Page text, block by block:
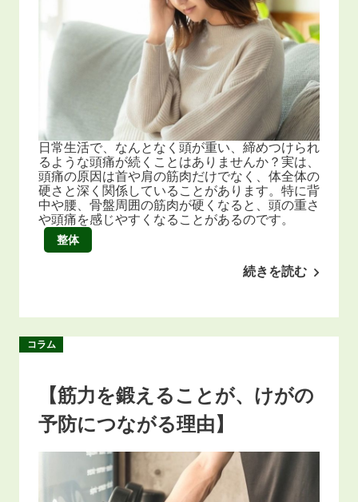
日常生活で、なんとなく頭が重い、締めつけられ
るような頭痛が続くことはありませんか？実は、
頭痛の原因は首や肩の筋肉だけでなく、体全体の
硬さと深く関係していることがあります。特に背
中や腰、骨盤周囲の筋肉が硬くなると、頭の重さ
や頭痛を感じやすくなることがあるのです。
整体
続きを読む
コラム
【筋力を鍛えることが、けがの
予防につながる理由】